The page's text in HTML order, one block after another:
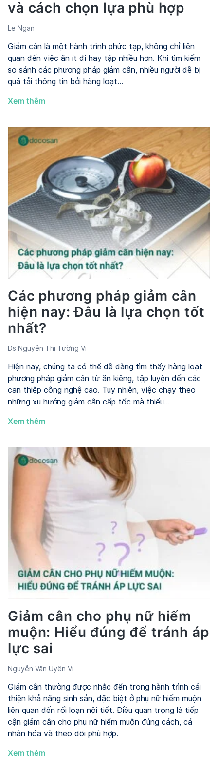
và cách chọn lựa phù hợp
Le Ngan
Giảm cân là một hành trình phức tạp, không chỉ liên
quan đến việc ăn ít đi hay tập nhiều hơn. Khi tìm kiếm
so sánh các phương pháp giảm cân, nhiều người dễ bị
quá tải thông tin bởi hàng loạt…
Xem thêmSo
phương
pháp
giảm
cân:
Cơ
chế
khác
biệt
và
cách
chọn
lựa
phù
Các phương pháp giảm cân
hiện nay: Đâu là lựa chọn tốt
nhất?
Ds Nguyễn Thị Tường Vi
Hiện nay, chúng ta có thể dễ dàng tìm thấy hàng loạt
phương pháp giảm cân từ ăn kiêng, tập luyện đến các
can thiệp công nghệ cao. Tuy nhiên, việc chạy theo
những xu hướng giảm cân cấp tốc mà thiếu…
Xem thêmCác
giảm
cân
hiện
nay:
Đâu
là
lựa
chọn
tốt
nhất?
Giảm cân cho phụ nữ hiếm
muộn: Hiểu đúng để tránh áp
lực sai
Nguyễn Văn Uyên Vi
Giảm cân thường được nhắc đến trong hành trình cải
thiện khả năng sinh sản, đặc biệt ở phụ nữ hiếm muộn
liên quan đến rối loạn nội tiết. Điều quan trọng là tiếp
cận giảm cân cho phụ nữ hiếm muộn đúng cách, cá
nhân hóa và theo dõi phù hợp.
Xem thêmGiảm